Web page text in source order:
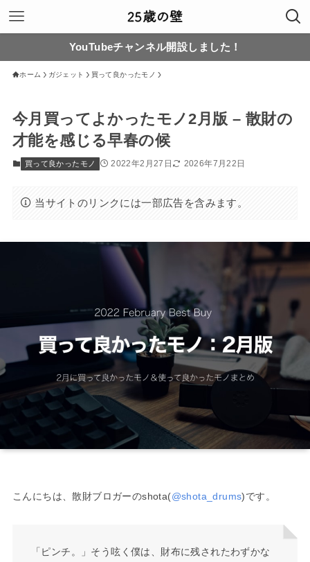
YouTubeチャンネル開設しました！
ホーム ガジェット 買って良かったモノ
今月買ってよかったモノ2月版 – 散財の
才能を感じる早春の候
買って良かったモノ 2022年2月27日 2026年7月22日
当サイトのリンクには一部広告を含みます。
こんにちは、散財ブロガーのshota(@shota_drums)です。
「ピンチ。」そう呟く僕は、財布に残されたわずかな